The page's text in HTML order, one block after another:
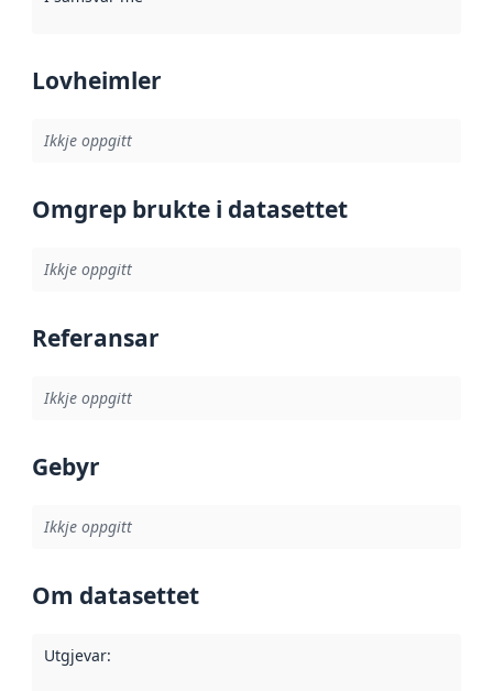
Lovheimler
Ikkje oppgitt
Omgrep brukte i datasettet
Ikkje oppgitt
Referansar
Ikkje oppgitt
Gebyr
Ikkje oppgitt
Om datasettet
Utgjevar: